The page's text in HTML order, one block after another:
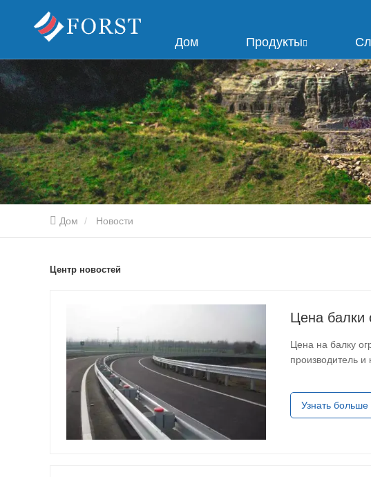
Дом Продукты
Дом Новости
Центр новостей
Цена балки
Цена на балку
производитель
Узнать больше